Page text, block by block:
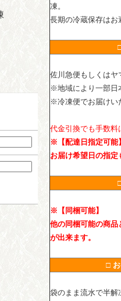
凍。
長期の冷蔵保存はお
佐川急便もしくはヤ
※地域により一部日
※冷凍便でお届けい
代金引換でも手数料
※【配達日指定可能】
お届け希望日の指定
※【同梱可能】
他の同梱可能の商品
が出来ます。
□
袋のまま流水で半解